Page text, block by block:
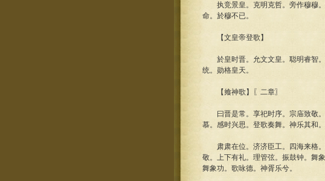
执竞景皇。克明克哲。旁作穆穆。
命。於穆不已。
【文皇帝登歌】
於皇时晋。允文文皇。聪明睿智。
统。勋格皇天。
【飨神歌】〖二章〗
曰晋是常。享祀时序。宗庙致敬。
慕。感时兴思。登歌奏舞。神乐其和
肃肃在位。济济臣工。四海来格。
敬。上下有礼。理管弦。振鼓钟。舞
舞象功。歌咏德。神胥乐兮。